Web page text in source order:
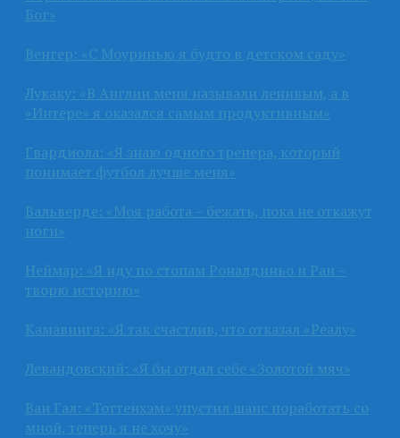
Бог»
Венгер: «С Моуринью я будто в детском саду»
Лукаку: «В Англии меня называли ленивым, а в
«Интере» я оказался самым продуктивным»
Гвардиола: «Я знаю одного тренера, который
понимает футбол лучше меня»
Вальверде: «Моя работа – бежать, пока не откажут
ноги»
Неймар: «Я иду по стопам Роналдиньо и Раи –
творю историю»
Камавинга: «Я так счастлив, что отказал «Реалу»
Левандовский: «Я бы отдал себе «Золотой мяч»
Ван Гал: «Тоттенхэм» упустил шанс поработать со
мной, теперь я не хочу»